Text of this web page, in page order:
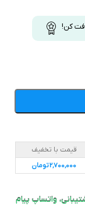
کن!
قیمت با تخفیف
2,700,000تومان
واتساپ پیام